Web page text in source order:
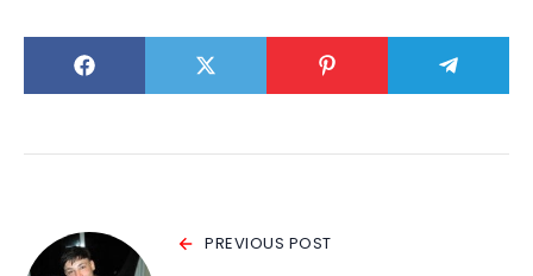
PREVIOUS POST